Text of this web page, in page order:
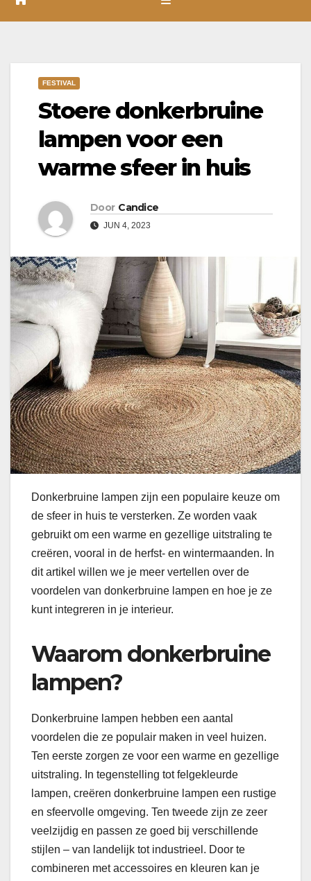
FESTIVAL
Stoere donkerbruine
lampen voor een
warme sfeer in huis
Door Candice
JUN 4, 2023
Donkerbruine lampen zijn een populaire keuze om
de sfeer in huis te versterken. Ze worden vaak
gebruikt om een warme en gezellige uitstraling te
creëren, vooral in de herfst- en wintermaanden. In
dit artikel willen we je meer vertellen over de
voordelen van donkerbruine lampen en hoe je ze
kunt integreren in je interieur.
Waarom donkerbruine
lampen?
Donkerbruine lampen hebben een aantal
voordelen die ze populair maken in veel huizen.
Ten eerste zorgen ze voor een warme en gezellige
uitstraling. In tegenstelling tot felgekleurde
lampen, creëren donkerbruine lampen een rustige
en sfeervolle omgeving. Ten tweede zijn ze zeer
veelzijdig en passen ze goed bij verschillende
stijlen – van landelijk tot industrieel. Door te
combineren met accessoires en kleuren kan je